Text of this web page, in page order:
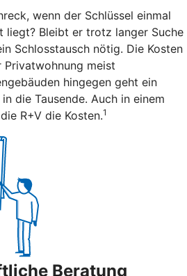
wenn der Schlüssel einmal
liegt? Bleibt er trotz langer Suche
Schlosstausch nötig. Die Kosten
Privatwohnung meist
hingegen geht ein
die Tausende. Auch in einem
R+V die Kosten.1
Beratung